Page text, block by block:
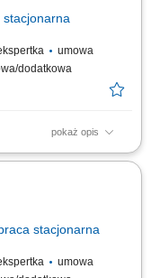
stacjonarna
umowa
dodatkowa
pokaż opis
prowadzenie
stacjonarna
umowa